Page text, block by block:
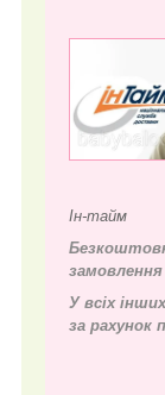
Ін-тайм
замовлення
У всіх
за рахунок